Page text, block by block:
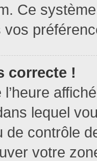
Ce
vos
correcte !
lequel
contrôle
votre